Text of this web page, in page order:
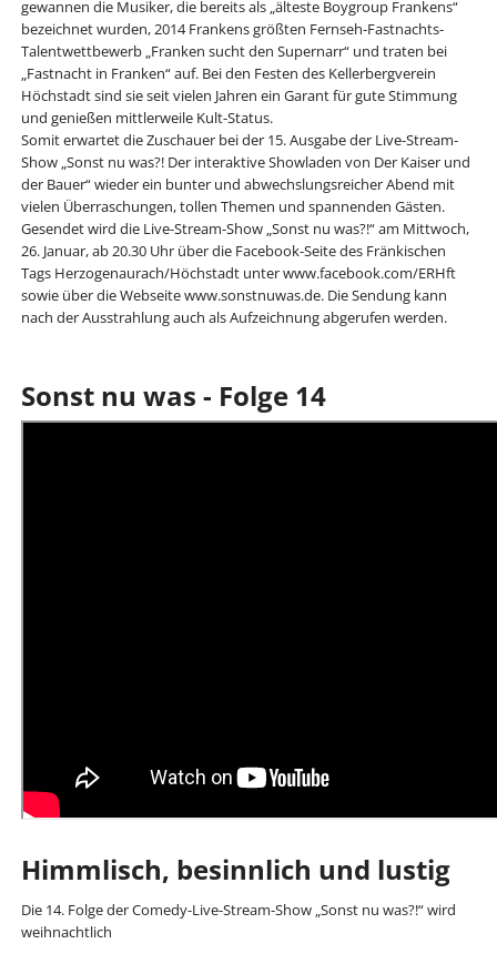
gewannen die Musiker, die bereits als „älteste Boygroup Frankens“
bezeichnet wurden, 2014 Frankens größten Fernseh-Fastnachts-
Talentwettbewerb „Franken sucht den Supernarr“ und traten bei
„Fastnacht in Franken“ auf. Bei den Festen des Kellerbergverein
Höchstadt sind sie seit vielen Jahren ein Garant für gute Stimmung
und genießen mittlerweile Kult-Status.
Somit erwartet die Zuschauer bei der 15. Ausgabe der Live-Stream-
Show „Sonst nu was?! Der interaktive Showladen von Der Kaiser und
der Bauer“ wieder ein bunter und abwechslungsreicher Abend mit
vielen Überraschungen, tollen Themen und spannenden Gästen.
Gesendet wird die Live-Stream-Show „Sonst nu was?!“ am Mittwoch,
26. Januar, ab 20.30 Uhr über die Facebook-Seite des Fränkischen
Tags Herzogenaurach/Höchstadt unter www.facebook.com/ERHft
sowie über die Webseite www.sonstnuwas.de. Die Sendung kann
nach der Ausstrahlung auch als Aufzeichnung abgerufen werden.
Sonst nu was - Folge 14
Himmlisch, besinnlich und lustig
Die 14. Folge der Comedy-Live-Stream-Show „Sonst nu was?!“ wird
weihnachtlich